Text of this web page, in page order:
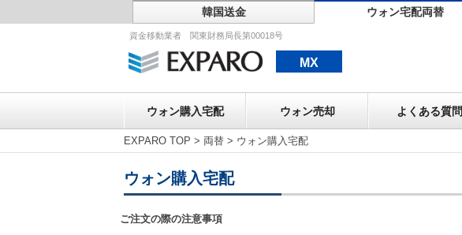
韓国送金 ウォン宅配両替
資金移動業者 関東財務局長第00018号
MX
ウォン購入宅配 ウォン売却 よくある質問
ウォン売却
EXPARO TOP > 両替 > ウォン購入宅配
ウォン購入宅配
ご注文の際の注意事項